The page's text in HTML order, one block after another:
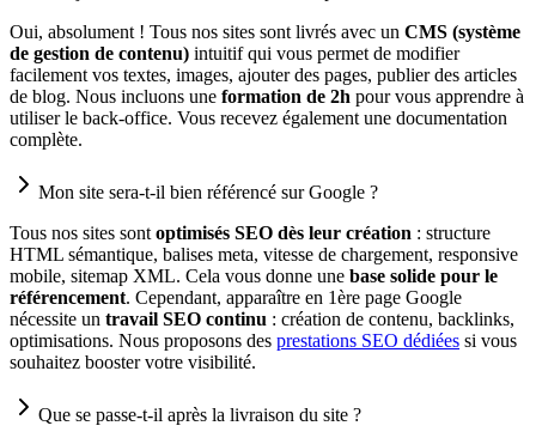
Oui, absolument ! Tous nos sites sont livrés avec un CMS (système
de gestion de contenu) intuitif qui vous permet de modifier
facilement vos textes, images, ajouter des pages, publier des articles
de blog. Nous incluons une formation de 2h pour vous apprendre à
utiliser le back-office. Vous recevez également une documentation
complète.
Mon site sera-t-il bien référencé sur Google ?
Tous nos sites sont optimisés SEO dès leur création : structure
HTML sémantique, balises meta, vitesse de chargement, responsive
mobile, sitemap XML. Cela vous donne une base solide pour le
référencement. Cependant, apparaître en 1ère page Google
nécessite un travail SEO continu : création de contenu, backlinks,
optimisations. Nous proposons des prestations SEO dédiées si vous
souhaitez booster votre visibilité.
Que se passe-t-il après la livraison du site ?